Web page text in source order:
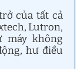
của tất cả
Lutron,
máy không
hư điều